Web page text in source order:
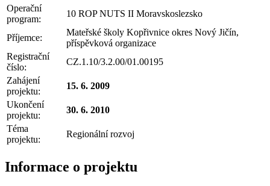
Operační
program:
10 ROP NUTS II Moravskoslezsko
Příjemce:
Mateřské školy Kopřivnice okres Nový Jičín,
příspěvková organizace
Registrační
číslo:
CZ.1.10/3.2.00/01.00195
Zahájení
projektu:
15. 6. 2009
Ukončení
projektu:
30. 6. 2010
Téma
projektu:
Regionální rozvoj
Informace o projektu